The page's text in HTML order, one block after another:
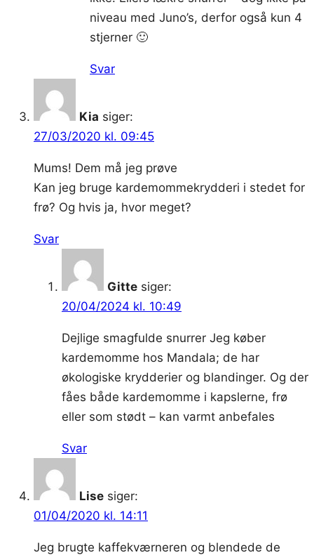
niveau med Juno’s, derfor også kun 4
stjerner 🙂
Svar
Kia siger:
27/03/2020 kl. 09:45
Mums! Dem må jeg prøve
Kan jeg bruge kardemommekrydderi i stedet for
frø? Og hvis ja, hvor meget?
Svar
Gitte siger:
20/04/2024 kl. 10:49
Dejlige smagfulde snurrer Jeg køber
kardemomme hos Mandala; de har
økologiske krydderier og blandinger. Og der
fåes både kardemomme i kapslerne, frø
eller som stødt – kan varmt anbefales
Svar
Lise siger:
01/04/2020 kl. 14:11
Jeg brugte kaffekværneren og blendede de